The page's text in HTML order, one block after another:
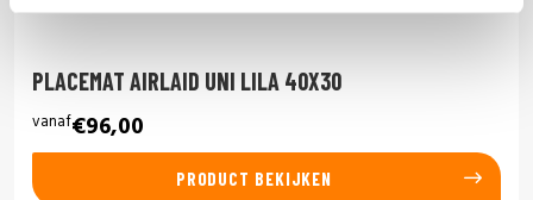
PLACEMAT AIRLAID UNI LILA 40X30
vanaf€96,00
PRODUCT BEKIJKEN